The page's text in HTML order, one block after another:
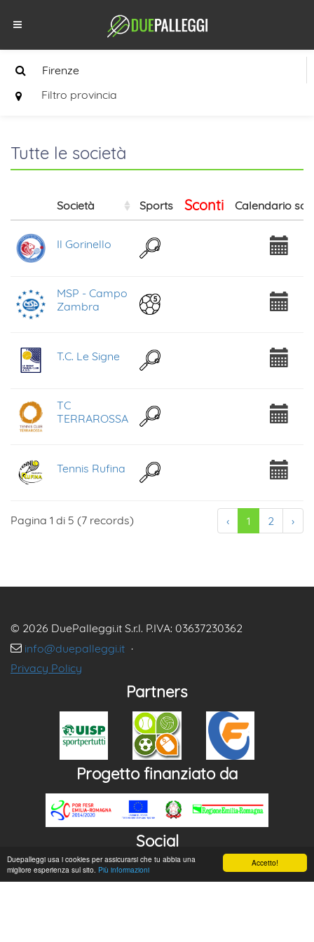
Accetto!
Duepalleggi usa i cookies per assicurarsi che tu abbia una
migliore esperienza sul sito. Più informazioni
Filtro provincia
Tutte le società
Società Sports Sconti Calendario
Il Gorinello
MSP - Campo
Zambra
T.C. Le Signe
TC
TERRAROSSA
Tennis Rufina
Pagina 1 di 5 (7 records) ‹ 1 2 ›
© 2026 DuePalleggi.it S.r.l. P.IVA: 03637230362
info@duepalleggi.it ·
Privacy Policy
Partners
Progetto finanziato da
Social